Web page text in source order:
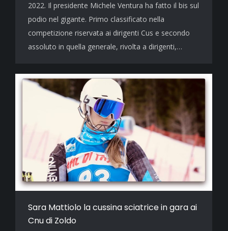
2022. Il presidente Michele Ventura ha fatto il bis sul
podio nel gigante. Primo classificato nella
competizione riservata ai dirigenti Cus e secondo
assoluto in quella generale, rivolta a dirigenti,…
Sara Mattiolo la cussina sciatrice in gara ai
Cnu di Zoldo